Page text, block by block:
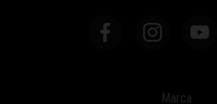
Marca